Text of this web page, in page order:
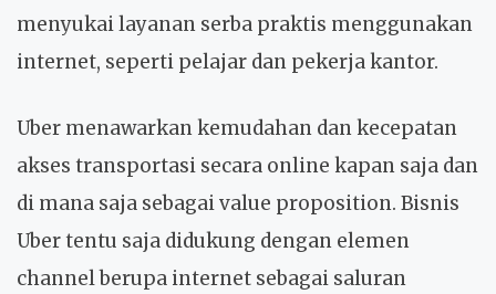
menyukai layanan serba praktis menggunakan
internet, seperti pelajar dan pekerja kantor.
Uber menawarkan kemudahan dan kecepatan
akses transportasi secara online kapan saja dan
di mana saja sebagai value proposition. Bisnis
Uber tentu saja didukung dengan elemen
channel berupa internet sebagai saluran